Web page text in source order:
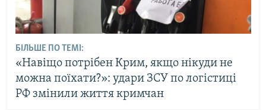
БІЛЬШЕ ПО ТЕМІ:
«Навіщо потрібен Крим, якщо нікуди не
можна поїхати?»: удари ЗСУ по логістиці
РФ змінили життя кримчан